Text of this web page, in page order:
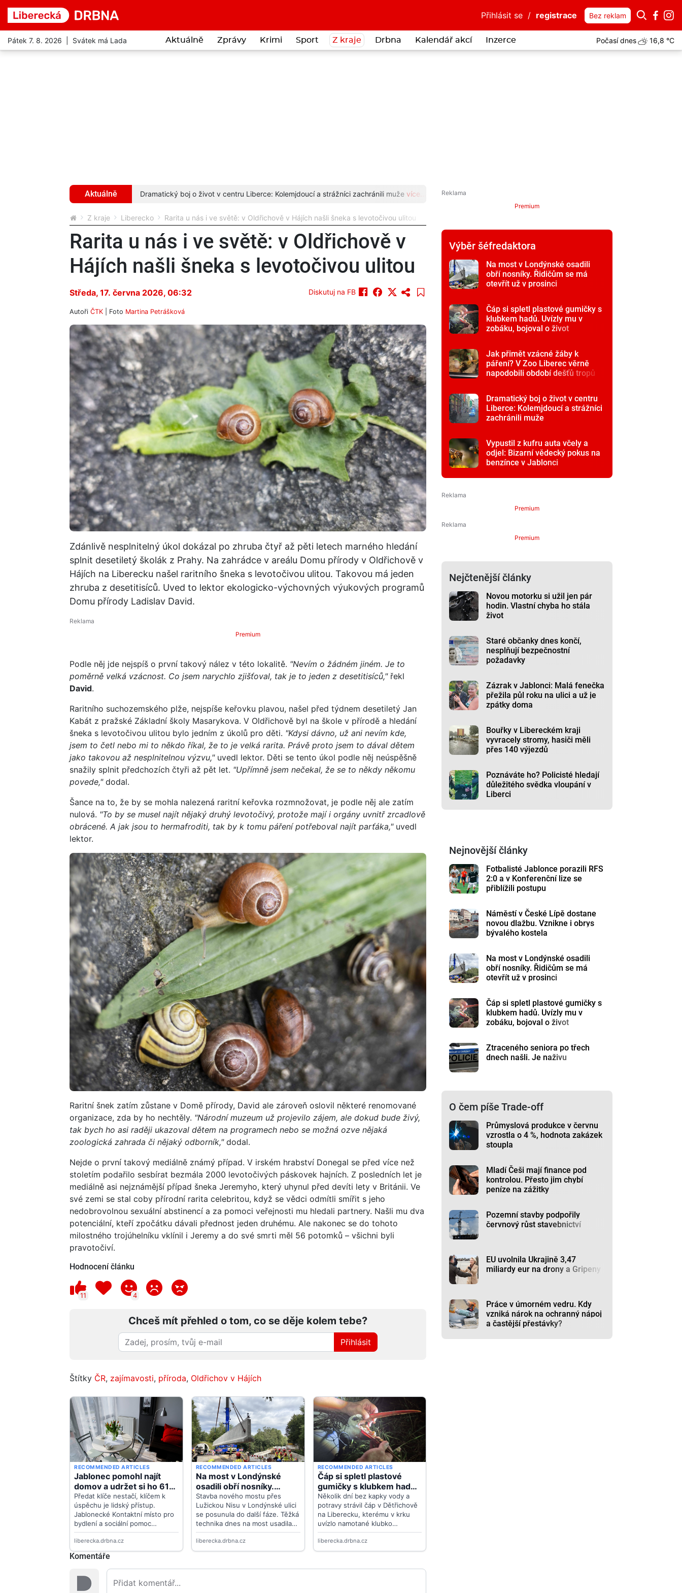
Přihlásit se / registrace Bez reklam
Pátek 7. 8. 2026 | Svátek má Lada Aktuálně Zprávy Krimi Sport Z kraje Drbna Kalendář akcí Inzerce Počasí dnes 16,8 °C
Aktuálně Dramatický boj o život v centru Liberce: Kolemjdoucí a strážníci zachránili muže více... Čáp si spletl plastové gumičky s klubkem hadů. Uvízly mu v zobáku,
Z kraje Liberecko Rarita u nás i ve světě: v Oldřichově v Hájích našli šneka s levotočivou ulitou
Rarita u nás i ve světě: v Oldřichově v
Hájích našli šneka s levotočivou ulitou
Středa, 17. června 2026, 06:32 Diskutuj na FB
Autoři ČTK | Foto Martina Petrášková
Zdánlivě nesplnitelný úkol dokázal po zhruba čtyř až pěti letech marného hledání
splnit desetiletý školák z Prahy. Na zahrádce v areálu Domu přírody v Oldřichově v
Hájích na Liberecku našel raritního šneka s levotočivou ulitou. Takovou má jeden
zhruba z desetitisíců. Uved to lektor ekologicko-výchovných výukových programů
Domu přírody Ladislav David.
Premium
Podle něj jde nejspíš o první takový nález v této lokalitě. "Nevím o žádném jiném. Je to
poměrně velká vzácnost. Co jsem narychlo zjišťoval, tak je to jeden z desetitisíců,"řekl
David.
Raritního suchozemského plže, nejspíše keřovku plavou, našel před týdnem desetiletý Jan
Kabát z pražské Základní školy Masarykova. V Oldřichově byl na škole v přírodě a hledání
šneka s levotočivou ulitou bylo jedním z úkolů pro děti. "Kdysi dávno, už ani nevím kde,
jsem to četl nebo mi to někdo říkal, že to je velká rarita. Právě proto jsem to dával dětem
jako takovou až nesplnitelnou výzvu,"uvedl lektor. Děti se tento úkol podle něj neúspěšně
snažily splnit předchozích čtyři až pět let. "Upřímně jsem nečekal, že se to někdy někomu
povede,"dodal.
Šance na to, že by se mohla nalezená raritní keřovka rozmnožovat, je podle něj ale zatím
nulová. "To by se musel najít nějaký druhý levotočivý, protože mají i orgány uvnitř zrcadlově
obrácené. A jak jsou to hermafroditi, tak by k tomu páření potřeboval najít parťáka,"uvedl
lektor.
Raritní šnek zatím zůstane v Domě přírody, David ale zároveň oslovil některé renomované
organizace, zda by ho nechtěly. "Národní muzeum už projevilo zájem, ale dokud bude živý,
tak bych ho asi raději ukazoval dětem na programech nebo se možná ozve nějaká
zoologická zahrada či nějaký odborník,"dodal.
Nejde o první takový mediálně známý případ. V irském hrabství Donegal se před více než
stoletím podařilo sesbírat bezmála 2000 levotočivých páskovek hajních. Z posledních let je
mediálně asi nejznámější případ šneka Jeremyho, který uhynul před devíti lety v Británii. Ve
své zemi se stal coby přírodní rarita celebritou, když se vědci odmítli smířit s jeho
nedobrovolnou sexuální abstinencí a za pomoci veřejnosti mu hledali partnery. Našli mu dva
potenciální, kteří zpočátku dávali přednost jeden druhému. Ale nakonec se do tohoto
milostného trojúhelníku vklínil i Jeremy a do své smrti měl 56 potomků – všichni byli
pravotočiví.
Hodnocení článku
11 4
Chceš mít přehled o tom, co se děje kolem tebe?
Přihlásit
Štítky ČR, zajímavosti, příroda, Oldřichov v Hájích
Komentáře
Premium
Výběr šéfredaktora
Na most v Londýnské osadili
obří nosníky. Řidičům se má
otevřít už v prosinci
Čáp si spletl plastové gumičky s
klubkem hadů. Uvízly mu v
zobáku, bojoval o život
Jak přimět vzácné žáby k
páření? V Zoo Liberec věrně
napodobili období dešťů tropů
Dramatický boj o život v centru
Liberce: Kolemjdoucí a strážníci
zachránili muže
Vypustil z kufru auta včely a
odjel: Bizarní vědecký pokus na
benzínce v Jablonci
Premium
Premium
Nejčtenější články
Novou motorku si užil jen pár
hodin. Vlastní chyba ho stála
život
Staré občanky dnes končí,
nesplňují bezpečnostní
požadavky
Zázrak v Jablonci: Malá fenečka
přežila půl roku na ulici a už je
zpátky doma
Bouřky v Libereckém kraji
vyvracely stromy, hasiči měli
přes 140 výjezdů
Poznáváte ho? Policisté hledají
důležitého svědka vloupání v
Liberci
Nejnovější články
Fotbalisté Jablonce porazili RFS
2:0 a v Konferenční lize se
přiblížili postupu
Náměstí v České Lípě dostane
novou dlažbu. Vznikne i obrys
bývalého kostela
Na most v Londýnské osadili
obří nosníky. Řidičům se má
otevřít už v prosinci
Čáp si spletl plastové gumičky s
klubkem hadů. Uvízly mu v
zobáku, bojoval o život
Ztraceného seniora po třech
dnech našli. Je naživu
O čem píše Trade-off
Průmyslová produkce v červnu
vzrostla o 4 %, hodnota zakázek
stoupla
Mladí Češi mají finance pod
kontrolou. Přesto jim chybí
peníze na zážitky
Pozemní stavby podpořily
červnový růst stavebnictví
EU uvolnila Ukrajině 3,47
miliardy eur na drony a Gripeny
Práce v úmorném vedru. Kdy
vzniká nárok na ochranný nápoj
a častější přestávky?